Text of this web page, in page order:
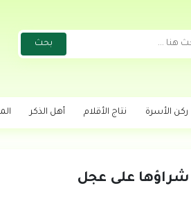
ركن الأسرة نتاج الأقلام أهل الذكر
على عجل